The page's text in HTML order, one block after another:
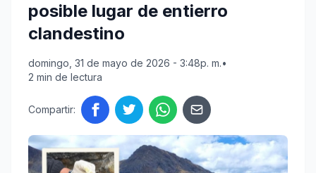
posible lugar de entierro
clandestino
domingo, 31 de mayo de 2026 - 3:48p. m.•
2 min de lectura
Compartir: